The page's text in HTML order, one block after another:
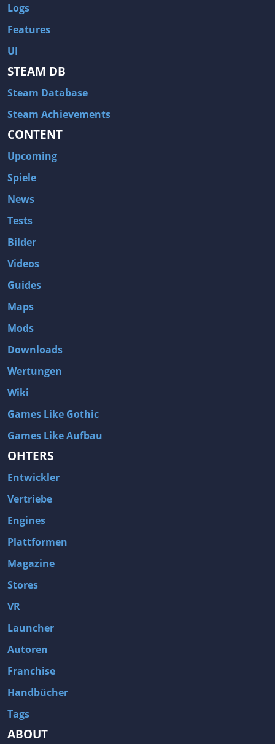
Logs
Features
UI
STEAM DB
Steam Database
Steam Achievements
CONTENT
Upcoming
Spiele
News
Tests
Bilder
Videos
Guides
Maps
Mods
Downloads
Wertungen
Wiki
Games Like Gothic
Games Like Aufbau
OHTERS
Entwickler
Vertriebe
Engines
Plattformen
Magazine
Stores
VR
Launcher
Autoren
Franchise
Handbücher
Tags
ABOUT